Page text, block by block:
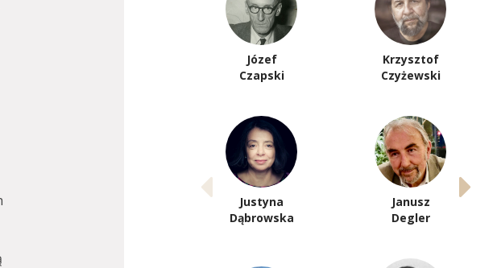
Józef
Czapski
Krzysztof
Czyżewski
Justyna
Dąbrowska
Janusz
Degler